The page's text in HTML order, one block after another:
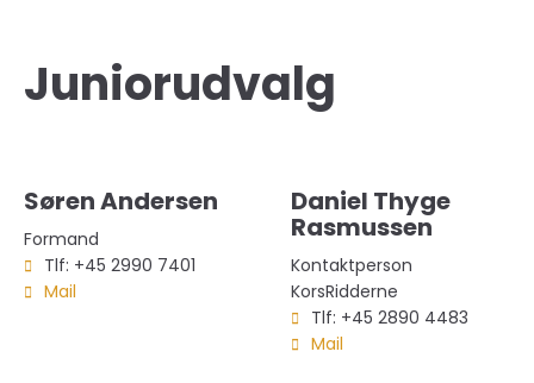
Juniorudvalg
Søren Andersen
Formand
Tlf: +45 2990 7401
Mail
Daniel Thyge
Rasmussen
Kontaktperson
KorsRidderne
Tlf: +45 2890 4483
Mail